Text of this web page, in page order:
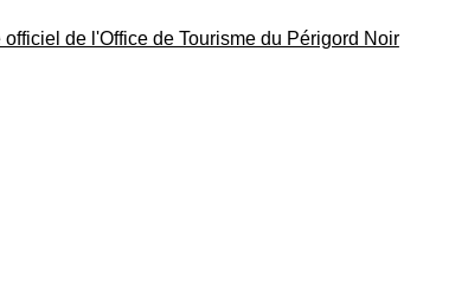
officiel de l'Office de Tourisme du Périgord Noir